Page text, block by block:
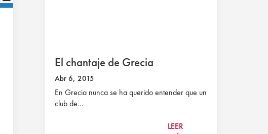
El chantaje de Grecia
Abr 6, 2015
En Grecia nunca se ha querido entender que un
club de...
LEER